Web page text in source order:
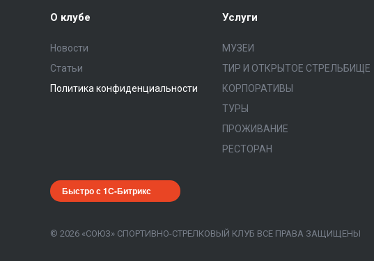
О клубе
Новости
Статьи
Политика конфиденциальности
Услуги
МУЗЕИ
ТИР И ОТКРЫТОЕ СТРЕЛЬБИЩЕ
КОРПОРАТИВЫ
ТУРЫ
ПРОЖИВАНИЕ
РЕСТОРАН
Быстро с 1С-Битрикс
© 2026 «СОЮЗ» СПОРТИВНО-СТРЕЛКОВЫЙ КЛУБ ВСЕ ПРАВА ЗАЩИЩЕНЫ